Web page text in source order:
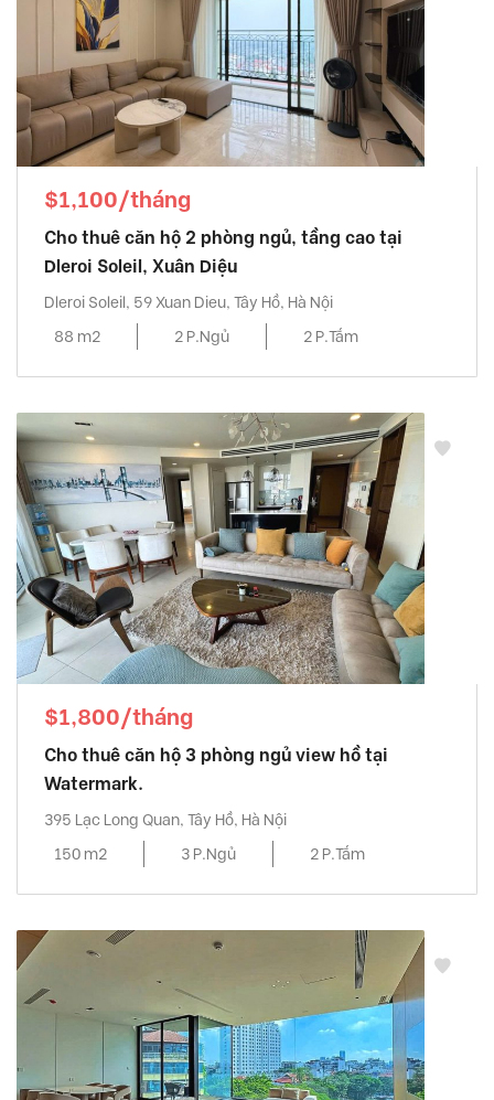
$1,100/tháng
Cho thuê căn hộ 2 phòng ngủ, tầng cao tại
Dleroi Soleil, Xuân Diệu
Dleroi Soleil, 59 Xuan Dieu, Tây Hồ, Hà Nội
88 m2
2 P.Ngủ 2 P.Tắm
$1,800/tháng
Cho thuê căn hộ 3 phòng ngủ view hồ tại
Watermark.
395 Lạc Long Quan, Tây Hồ, Hà Nội
150 m2
3 P.Ngủ 2 P.Tắm